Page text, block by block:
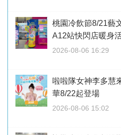
桃園冷飲節8/21藝
A12站快閃店暖身
2026-08-06 16:29
啦啦隊女神李多
華8/22起登場
2026-08-06 15:02